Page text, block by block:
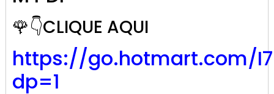
🌹👇CLIQUE AQUI
https://go.hotmart.com/
dp=1